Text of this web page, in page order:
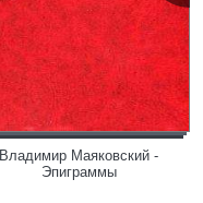
Владимир Маяковский -
Эпиграммы